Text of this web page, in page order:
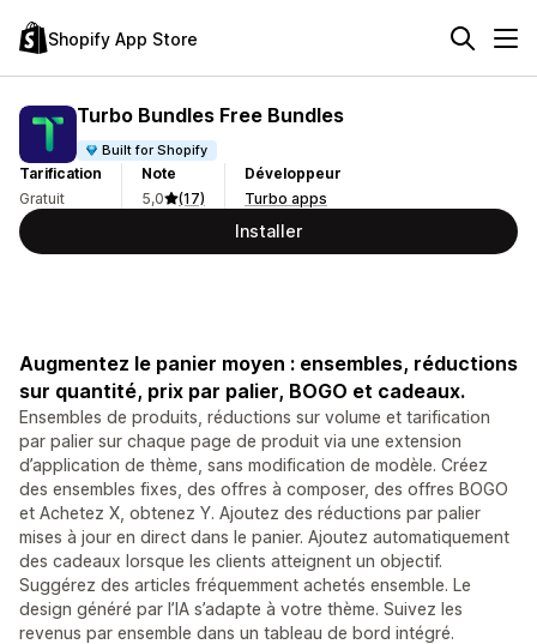
Shopify App Store
Turbo Bundles Free Bundles
Built for Shopify
Tarification
Gratuit
Note
5,0
(17)
Développeur
Turbo apps
Installer
Augmentez le panier moyen : ensembles, réductions
sur quantité, prix par palier, BOGO et cadeaux.
Ensembles de produits, réductions sur volume et tarification
par palier sur chaque page de produit via une extension
d’application de thème, sans modification de modèle. Créez
des ensembles fixes, des offres à composer, des offres BOGO
et Achetez X, obtenez Y. Ajoutez des réductions par palier
mises à jour en direct dans le panier. Ajoutez automatiquement
des cadeaux lorsque les clients atteignent un objectif.
Suggérez des articles fréquemment achetés ensemble. Le
design généré par l’IA s’adapte à votre thème. Suivez les
revenus par ensemble dans un tableau de bord intégré.